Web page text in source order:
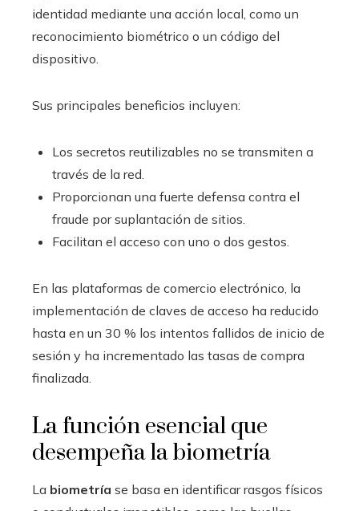
identidad mediante una acción local, como un
reconocimiento biométrico o un código del
dispositivo.
Sus principales beneficios incluyen:
Los secretos reutilizables no se transmiten a
través de la red.
Proporcionan una fuerte defensa contra el
fraude por suplantación de sitios.
Facilitan el acceso con uno o dos gestos.
En las plataformas de comercio electrónico, la
implementación de claves de acceso ha reducido
hasta en un 30 % los intentos fallidos de inicio de
sesión y ha incrementado las tasas de compra
finalizada.
La función esencial que
desempeña la biometría
La biometría se basa en identificar rasgos físicos